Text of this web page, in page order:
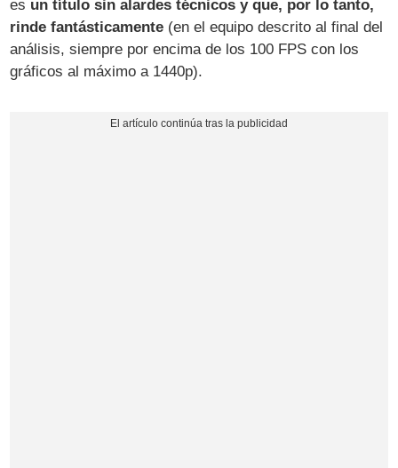
es un título sin alardes técnicos y que, por lo tanto,
rinde fantásticamente (en el equipo descrito al final del
análisis, siempre por encima de los 100 FPS con los
gráficos al máximo a 1440p).